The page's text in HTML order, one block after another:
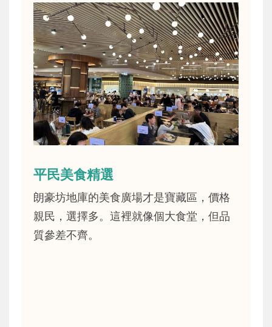
平民美食精選
朗豪坊地庫的美食廣場才是寶藏區，價格
親民，選擇多。這裡就像個大食堂，但品
質參差不齊。